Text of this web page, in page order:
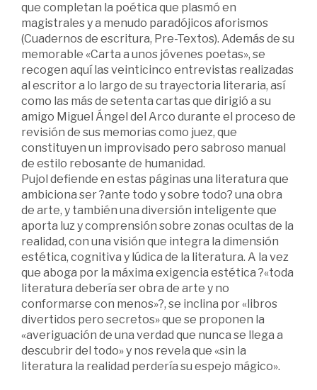
que completan la poética que plasmó en
magistrales y a menudo paradójicos aforismos
(Cuadernos de escritura, Pre-Textos). Además de su
memorable «Carta a unos jóvenes poetas», se
recogen aquí las veinticinco entrevistas realizadas
al escritor a lo largo de su trayectoria literaria, así
como las más de setenta cartas que dirigió a su
amigo Miguel Ángel del Arco durante el proceso de
revisión de sus memorias como juez, que
constituyen un improvisado pero sabroso manual
de estilo rebosante de humanidad.
Pujol defiende en estas páginas una literatura que
ambiciona ser ?ante todo y sobre todo? una obra
de arte, y también una diversión inteligente que
aporta luz y comprensión sobre zonas ocultas de la
realidad, con una visión que integra la dimensión
estética, cognitiva y lúdica de la literatura. A la vez
que aboga por la máxima exigencia estética ?«toda
literatura debería ser obra de arte y no
conformarse con menos»?, se inclina por «libros
divertidos pero secretos» que se proponen la
«averiguación de una verdad que nunca se llega a
descubrir del todo» y nos revela que «sin la
literatura la realidad perdería su espejo mágico».